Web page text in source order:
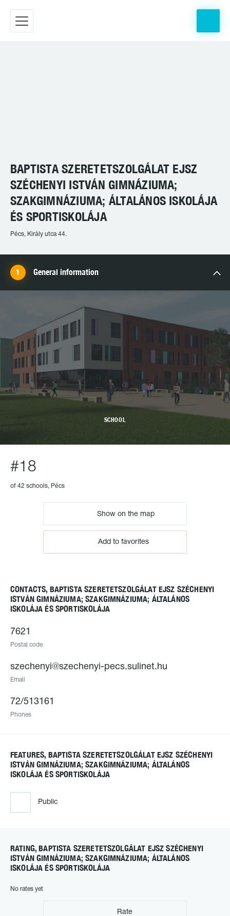
BAPTISTA SZERETETSZOLGÁLAT EJSZ
SZÉCHENYI ISTVÁN GIMNÁZIUMA;
SZAKGIMNÁZIUMA; ÁLTALÁNOS ISKOLÁJA
ÉS SPORTISKOLÁJA
Pécs, Király utca 44.
General information
SCHOOL
#18
of 42 schools, Pécs
Show on the map
Add to favorites
CONTACTS, BAPTISTA SZERETETSZOLGÁLAT EJSZ SZÉCHENYI
ISTVÁN GIMNÁZIUMA; SZAKGIMNÁZIUMA; ÁLTALÁNOS
ISKOLÁJA ÉS SPORTISKOLÁJA
7621
Postal code
szechenyi@szechenyi-pecs.sulinet.hu
Email
72/513161
Phones
FEATURES, BAPTISTA SZERETETSZOLGÁLAT EJSZ SZÉCHENYI
ISTVÁN GIMNÁZIUMA; SZAKGIMNÁZIUMA; ÁLTALÁNOS
ISKOLÁJA ÉS SPORTISKOLÁJA
Public
RATING, BAPTISTA SZERETETSZOLGÁLAT EJSZ SZÉCHENYI
ISTVÁN GIMNÁZIUMA; SZAKGIMNÁZIUMA; ÁLTALÁNOS
ISKOLÁJA ÉS SPORTISKOLÁJA
No rates yet
Rate